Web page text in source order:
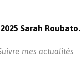
Sarah Roubato.
mes actualités